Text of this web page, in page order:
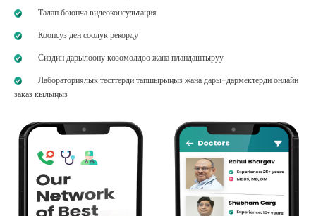
Талап боюнча видеоконсультация
Коопсуз ден соолук рекорду
Сиздин дарылоону көзөмөлдөө жана пландаштыруу
Лабораториялык тесттерди тапшырыңыз жана дары-дармектерди онлайн
заказ кылыңыз